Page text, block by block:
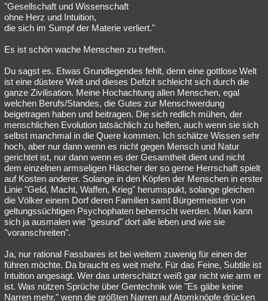
"Gesellschaft und Wissenschaft
ohne Herz und Intuition,
die sich im Sumpf der Materie verliert."
Es ist schön wache Menschen zu treffen.
Du sagst es. Etwas Grundlegendes fehlt, denn eine gottlose Welt
ist eine düstere Welt und dieses Defizit schleicht sich durch die
ganze Zivilisation. Meine Hochachtung allen Menschen, egal
welchen Berufs/Standes, die Gutes zur Menschwerdung
beigetragen haben und beitragen. Die sich redlich mühen, der
menschlichen Evolution tatsächlich zu helfen, auch wenn sie sich
selbst manchmal in die Quere kommen. Ich schätze Wissen sehr
hoch, aber nur dann wenn es nicht gegen Mensch und Natur
gerichtet ist, nur dann wenn es der Gesamtheit dient und nicht
dem einzelnen armseligen Häscher der so gerne Herrschaft spielt
auf Kosten anderer. Solange in den Köpfen der Menschen in erster
Linie "Geld, Macht, Waffen, Krieg" herumspukt, solange gleichen
die Völker einem Dorf deren Familien samt Bürgermeister von
geltungssüchtigen Psychophaten beherrscht werden. Man kann
sich ja ausmalen wie "gesund" dort alle leben und wie sie
"voranschreiten".
Ja, nur rational Fassbares ist bei weitem zuwenig für einen der
führen möchte. Da braucht es weit mehr. Für das Feine, Subtile ist
Intuition angesagt. Wer das unterschätzt weiß gar nicht wie arm er
ist. Was nützen Sprüche über Gentechnik wie "Es gäbe keine
Narren mehr." wenn die größten Narren auf Atomknöpfe drücken